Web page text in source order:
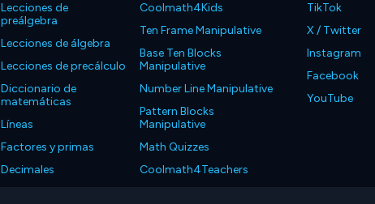
Lecciones de
preálgebra
Lecciones de álgebra
Lecciones de precálculo
Diccionario de
matemáticas
Líneas
Factores y primas
Decimales
Coolmath4Kids
Ten Frame Manipulative
Base Ten Blocks
Manipulative
Number Line Manipulative
Pattern Blocks
Manipulative
Math Quizzes
Coolmath4Teachers
TikTok
X / Twitter
Instagram
Facebook
YouTube